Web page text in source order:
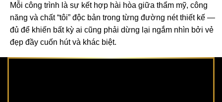
Mỗi công trình là sự kết hợp hài hòa giữa thẩm mỹ, công
năng và chất “tôi” độc bản trong từng đường nét thiết kế —
đủ để khiến bất kỳ ai cũng phải dừng lại ngắm nhìn bởi vẻ
đẹp đầy cuốn hút và khác biệt.